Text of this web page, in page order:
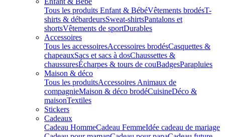
Tous les produits Enfant & BébéVêtements brodésT-
shirts & débardeursSweat-shirtsPantalons et
shortsVêtements de sportDurables
Accessoires
Tous les accessoiresAccessoires brodésCasquettes &
chapeauxSacs et sacs à dosChaussettes &
chaussuresÉcharpes & tours de couBadgesParapluies
Maison & déco
Tous les produitsAccessoires Animaux de
compagnieMaison & déco brodéCuisineDéco &
maisonTextiles
Stickers
Cadeaux
Cadeau HommeCadeau FemmeIdée cadeau de mariage​